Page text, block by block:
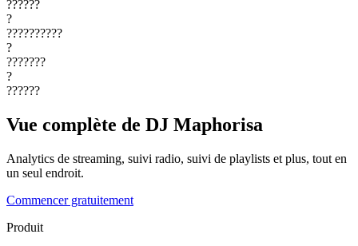
??????
?
??????????
?
???????
?
??????
Vue complète de DJ Maphorisa
Analytics de streaming, suivi radio, suivi de playlists et plus, tout en
un seul endroit.
Commencer gratuitement
Produit